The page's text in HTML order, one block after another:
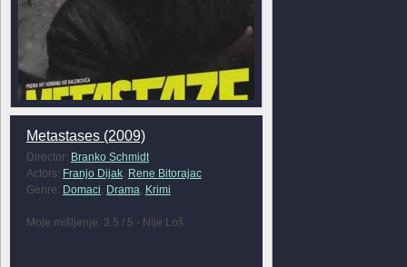
Metastases (2009)
Director: Branko Schmidt
Actors: Franjo Dijak, Rene Bitorajac
Genre: Domaci Drama Krimi
Moje mišljenje: 3.5 / 5 - Nije Loš